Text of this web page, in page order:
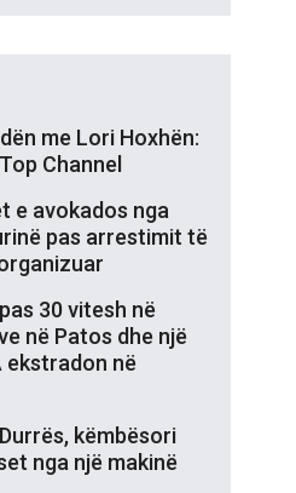
me Lori Hoxhën:
Channel
e avokados nga
pas arrestimit të
30 vitesh në
në Patos dhe një
ekstradon në
këmbësori
nga një makinë